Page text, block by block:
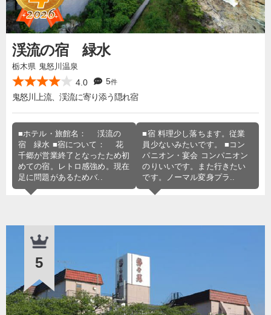
渓流の宿 緑水
栃木県 鬼怒川温泉
4.0 5件
鬼怒川上流、渓流に寄り添う隠れ宿
■ホテル・旅館名： 渓流の
宿 緑水 ■宿について： 花
千郷が営業終了となったため初
めての宿。レトロ感強め。現在
足に問題があるためバ..
■宿 料理少し落ちます。従業
員少ないみたいです。 ■コン
パニオン・宴会 コンパニオン
のりいいです。また行きたい
です。ノーマル変身プラ..
5